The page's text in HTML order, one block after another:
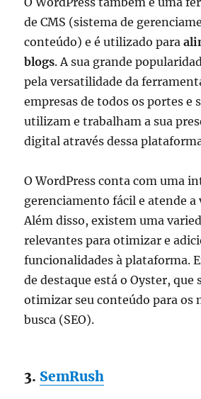
de CMS (sistema de
conteúdo) e é utilizado para
blogs. A sua grande
pela versatilidade da
empresas de todos os portes e
utilizam e trabalham a sua
digital através dessa
O WordPress conta com uma
gerenciamento fácil e atende a
Além disso, existem uma
relevantes para otimizar e
funcionalidades à plataforma.
de destaque está o Oyster, que
otimizar seu conteúdo para os
busca (SEO).
3. SemRush